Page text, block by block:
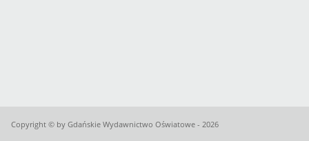
Copyright © by Gdańskie Wydawnictwo Oświatowe - 2026